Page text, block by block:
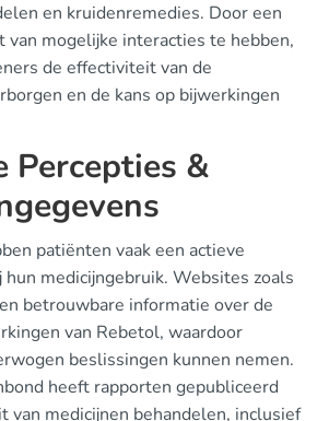
en kruidenremedies. Door een
van mogelijke interacties te hebben,
de effectiviteit van de
en de kans op bijwerkingen
Percepties &
patiënten vaak een actieve
medicijngebruik. Websites zoals
betrouwbare informatie over de
van Rebetol, waardoor
beslissingen kunnen nemen.
heeft rapporten gepubliceerd
van medicijnen behandelen, inclusief